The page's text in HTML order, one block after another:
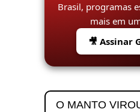
Brasil, programas
mais em
🎥 Assinar
O MANTO